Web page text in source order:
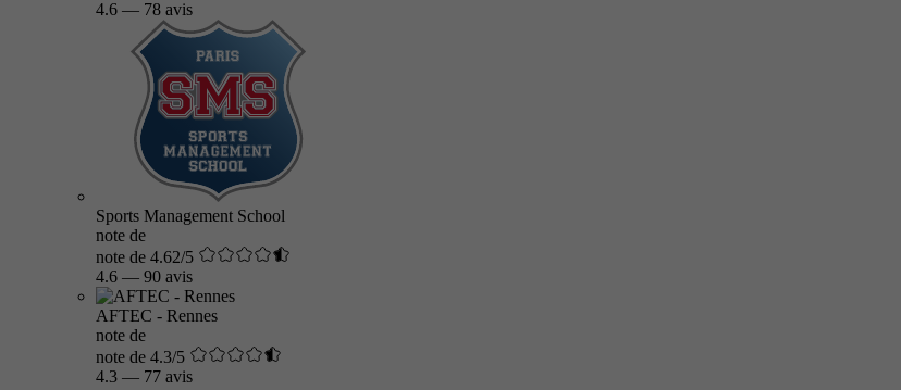
4.6 — 78 avis
Sports Management School
note de
note de 4.62/5
4.6 — 90 avis
AFTEC - Rennes
note de
note de 4.3/5
4.3 — 77 avis